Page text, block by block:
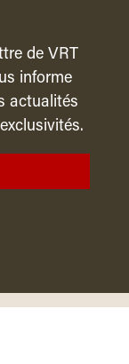
de VRT
informe
actualités